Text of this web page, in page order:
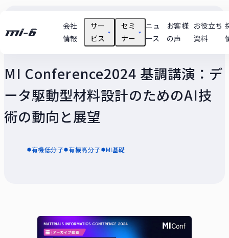
会社
情報
サー
ビス
セミ
ナー
ニュ
ース
お客様
の声
お役立ち
資料
MI Conference2024 基調講演：デ
ータ駆動型材料設計のためのAI技
術の動向と展望
有機低分子 有機高分子 MI基礎
支援テーマ実績
技術
ユースケース
セミナー動画